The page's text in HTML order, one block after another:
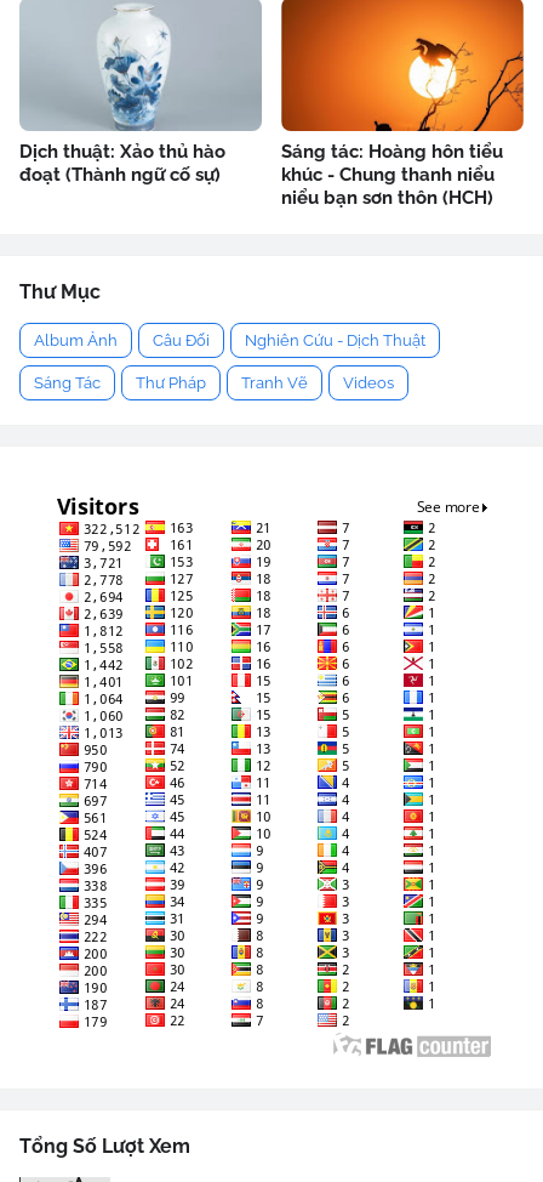
Dịch thuật: Xảo thủ hào
đoạt (Thành ngữ cố sự)
Sáng tác: Hoàng hôn tiểu
khúc - Chung thanh niểu
niểu bạn sơn thôn (HCH)
Thư Mục
Album Ảnh Câu Đối Nghiên Cứu - Dịch Thuật
Sáng Tác Thư Pháp Tranh Vẽ Videos
Tổng Số Lượt Xem